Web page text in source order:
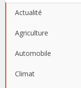
Actualité
Agriculture
Automobile
Climat